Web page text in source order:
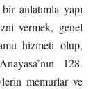
anlatımla yapı
vermek, genel
hizmeti olup,
128.
memurlar ve